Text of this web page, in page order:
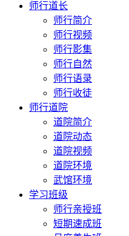
师行道长
师行简介
师行视频
师行影集
师行自然
师行语录
师行收徒
师行道院
道院简介
道院动态
道院视频
道院环境
武馆环境
学习班级
师行亲授班
短期速成班